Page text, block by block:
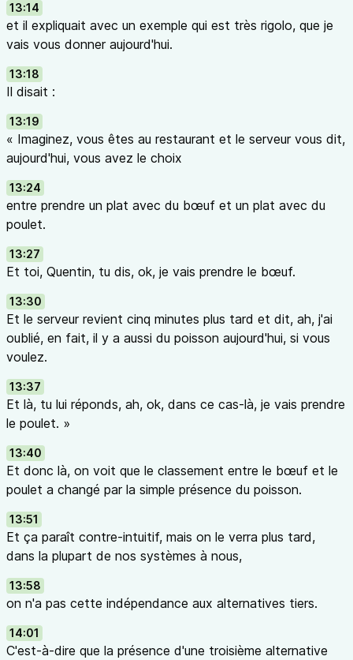
13:14
et il expliquait avec un exemple qui est très rigolo, que je
vais vous donner aujourd'hui.
13:18
Il disait :
13:19
« Imaginez, vous êtes au restaurant et le serveur vous dit,
aujourd'hui, vous avez le choix
13:24
entre prendre un plat avec du bœuf et un plat avec du
poulet.
13:27
Et toi, Quentin, tu dis, ok, je vais prendre le bœuf.
13:30
Et le serveur revient cinq minutes plus tard et dit, ah, j'ai
oublié, en fait, il y a aussi du poisson aujourd'hui, si vous
voulez.
13:37
Et là, tu lui réponds, ah, ok, dans ce cas-là, je vais prendre
le poulet. »
13:40
Et donc là, on voit que le classement entre le bœuf et le
poulet a changé par la simple présence du poisson.
13:51
Et ça paraît contre-intuitif, mais on le verra plus tard,
dans la plupart de nos systèmes à nous,
13:58
on n'a pas cette indépendance aux alternatives tiers.
14:01
C'est-à-dire que la présence d'une troisième alternative